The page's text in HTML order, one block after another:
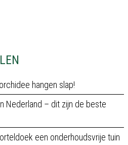
hangen slap!
Nederland – dit zijn de beste
een onderhoudsvrije tuin